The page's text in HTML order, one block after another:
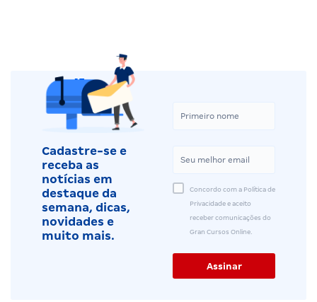
Cadastre-se e
receba as
notícias em
destaque da
semana, dicas,
novidades e
muito mais.
Concordo com a Política de
Privacidade e aceito
receber comunicações do
Gran Cursos Online.